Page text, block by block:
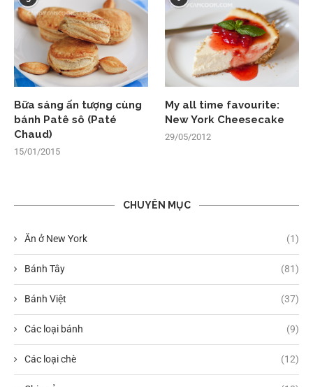
Bữa sáng ấn tượng cùng
bánh Patê sô (Paté
Chaud)
15/01/2015
My all time favourite:
New York Cheesecake
29/05/2012
CHUYÊN MỤC
Ăn ở New York (1)
Bánh Tây (81)
Bánh Việt (37)
Các loại bánh (9)
Các loại chè (12)